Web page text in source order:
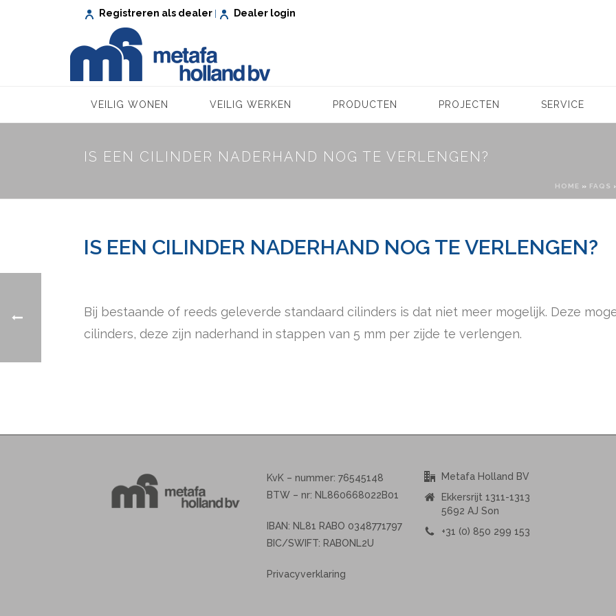
Registreren als dealer Dealer login
VEILIG WONEN VEILIG WERKEN PRODUCTEN PROJECTEN SERVICE
IS EEN CILINDER NADERHAND NOG TE VERLENGEN?
HOME » FAQS
IS EEN CILINDER NADERHAND NOG TE VERLENGEN?
Bij bestaande of reeds geleverde standaard cilinders is dat niet meer mogelijk. Deze
cilinders, deze zijn naderhand in stappen van 5 mm per zijde te verlengen.
KvK – nummer: 76545148
BTW – nr: NL860668022B01
IBAN: NL81 RABO 0348771797
BIC/SWIFT: RABONL2U
Privacyverklaring
Metafa Holland BV
Ekkersrijt 1311-1313
5692 AJ Son
+31 (0) 850 299 153